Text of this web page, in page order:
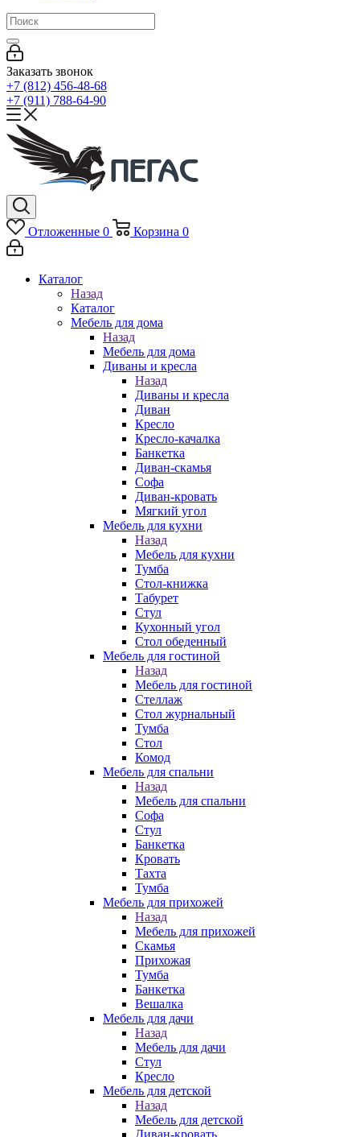
Заказать звонок
+7 (812) 456-48-68
+7 (911) 788-64-90
Отложенные 0 Корзина 0
Каталог
Назад
Каталог
Мебель для дома
Назад
Мебель для дома
Диваны и кресла
Назад
Диваны и кресла
Диван
Кресло
Кресло-качалка
Банкетка
Диван-скамья
Софа
Диван-кровать
Мягкий угол
Мебель для кухни
Назад
Мебель для кухни
Тумба
Стол-книжка
Табурет
Стул
Кухонный угол
Стол обеденный
Мебель для гостиной
Назад
Мебель для гостиной
Стеллаж
Стол журнальный
Тумба
Стол
Комод
Мебель для спальни
Назад
Мебель для спальни
Софа
Стул
Банкетка
Кровать
Тахта
Тумба
Мебель для прихожей
Назад
Мебель для прихожей
Скамья
Прихожая
Тумба
Банкетка
Вешалка
Мебель для дачи
Назад
Мебель для дачи
Стул
Кресло
Мебель для детской
Назад
Мебель для детской
Диван-кровать